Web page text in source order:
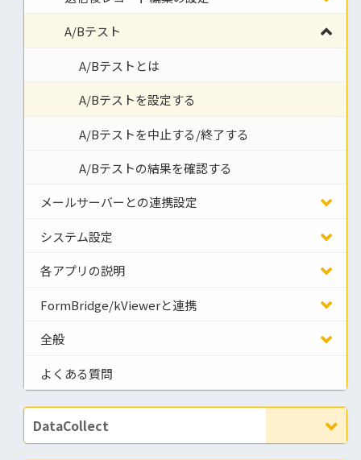
A/Bテスト
A/Bテストとは
A/Bテストを設定する
A/Bテストを中止する/終了する
A/Bテストの結果を確認する
メールサーバーとの連携設定
システム設定
各アプリの説明
FormBridge/kViewerと連携
全般
よくある質問
DataCollect